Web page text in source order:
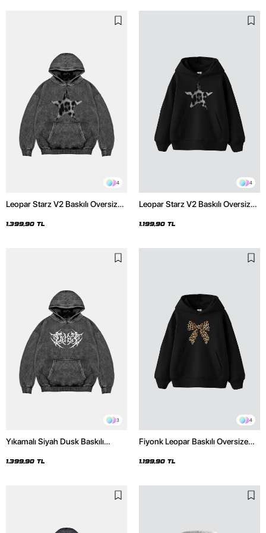
4
Leopar Starz V2 Baskılı Oversize
Hoodie
1.399,90 TL
4
Leopar Starz V2 Baskılı Oversize
1.199,90 TL
3
Yıkamalı Siyah Dusk Baskılı
1.399,90 TL
4
Fiyonk Leopar Baskılı Oversize
1.199,90 TL